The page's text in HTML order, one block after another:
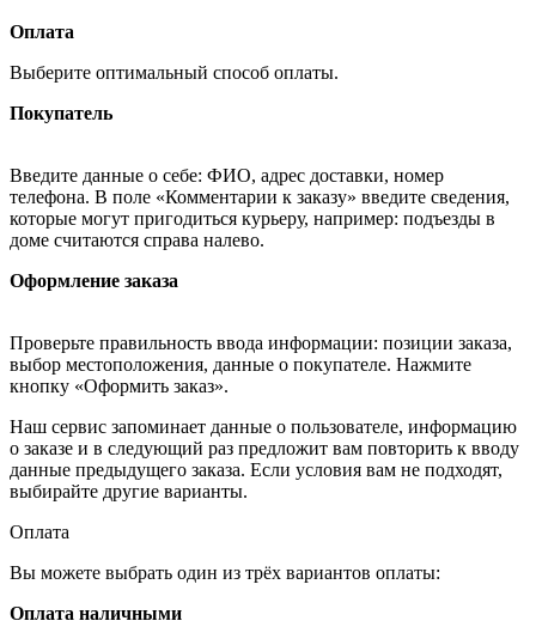
Оплата
Выберите оптимальный способ оплаты.
Покупатель
Введите данные о себе: ФИО, адрес доставки, номер
телефона. В поле «Комментарии к заказу» введите сведения,
которые могут пригодиться курьеру, например: подъезды в
доме считаются справа налево.
Оформление заказа
Проверьте правильность ввода информации: позиции заказа,
выбор местоположения, данные о покупателе. Нажмите
кнопку «Оформить заказ».
Наш сервис запоминает данные о пользователе, информацию
о заказе и в следующий раз предложит вам повторить к вводу
данные предыдущего заказа. Если условия вам не подходят,
выбирайте другие варианты.
Оплата
Вы можете выбрать один из трёх вариантов оплаты:
Оплата наличными